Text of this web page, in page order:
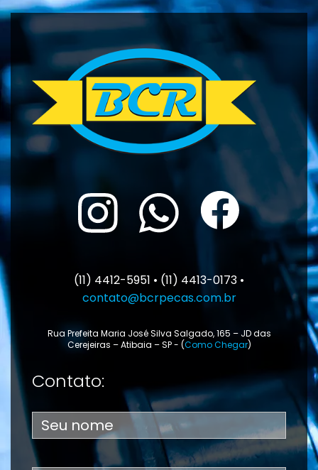
(11) 4412-5951 • (11) 4413-0173 •
contato@bcrpecas.com.br
Rua Prefeita Maria José Silva Salgado, 165 – JD das
Cerejeiras – Atibaia – SP - (Como Chegar)
Contato: